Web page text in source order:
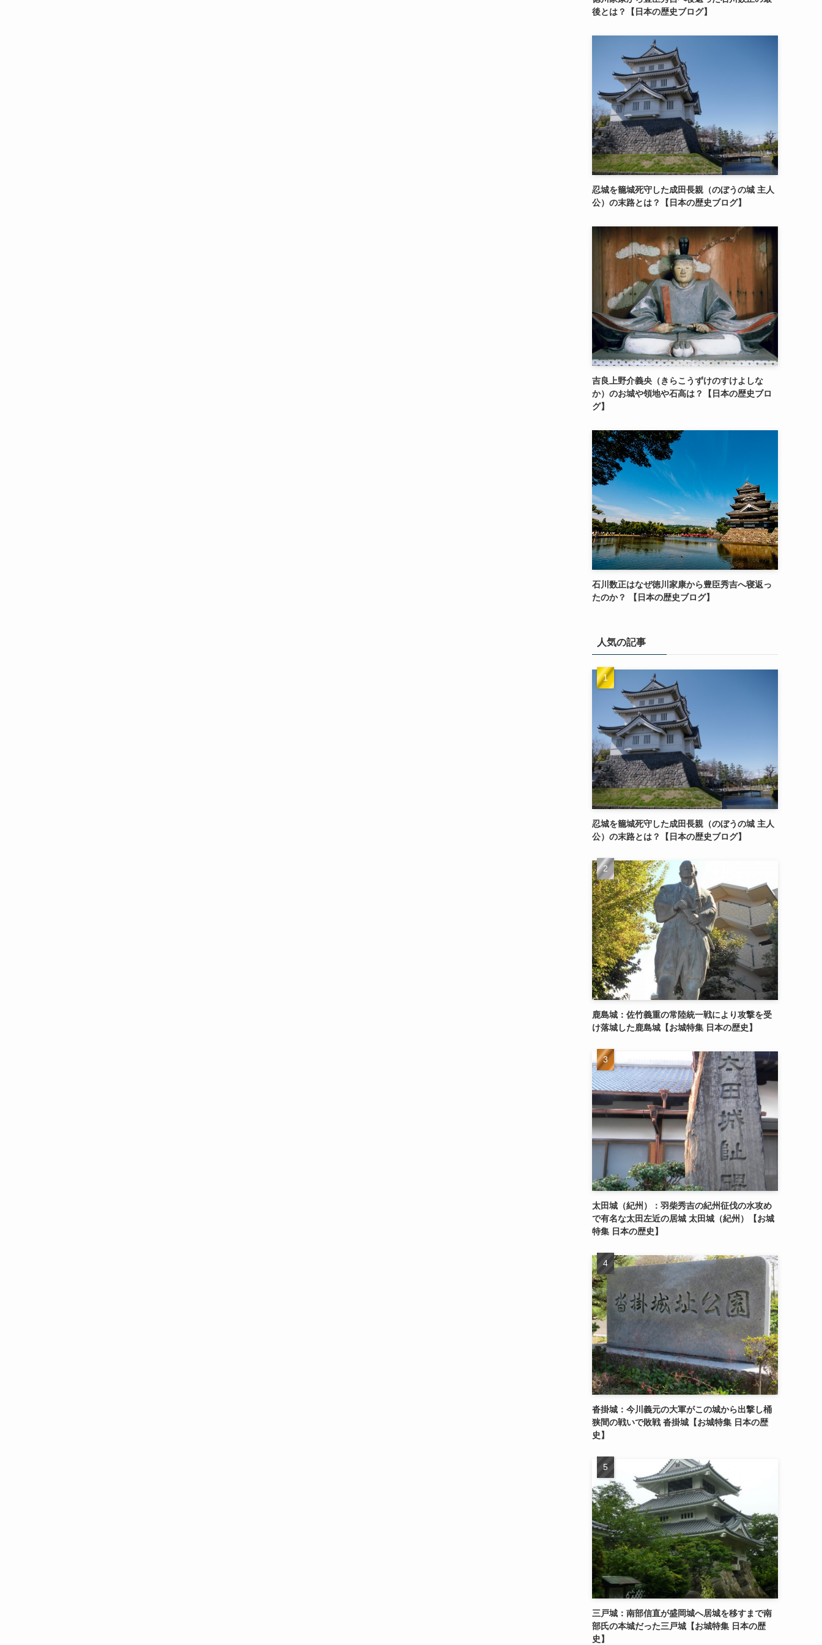
後とは？【日本の歴史ブログ】
忍城を籠城死守した成田長親（のぼうの城 主人
公）の末路とは？【日本の歴史ブログ】
吉良上野介義央（きらこうずけのすけよしな
か）のお城や領地や石高は？【日本の歴史ブロ
グ】
石川数正はなぜ徳川家康から豊臣秀吉へ寝返っ
たのか？ 【日本の歴史ブログ】
人気の記事
忍城を籠城死守した成田長親（のぼうの城 主人
公）の末路とは？【日本の歴史ブログ】
鹿島城：佐竹義重の常陸統一戦により攻撃を受
け落城した鹿島城【お城特集 日本の歴史】
太田城（紀州）：羽柴秀吉の紀州征伐の水攻め
で有名な太田左近の居城 太田城（紀州）【お城
特集 日本の歴史】
沓掛城：今川義元の大軍がこの城から出撃し桶
狭間の戦いで敗戦 沓掛城【お城特集 日本の歴
史】
三戸城：南部信直が盛岡城へ居城を移すまで南
部氏の本城だった三戸城【お城特集 日本の歴
史】